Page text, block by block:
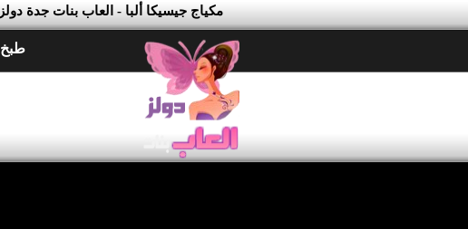
مكياج جيسيكا ألبا - العاب بنات جدة دولز
طبخ